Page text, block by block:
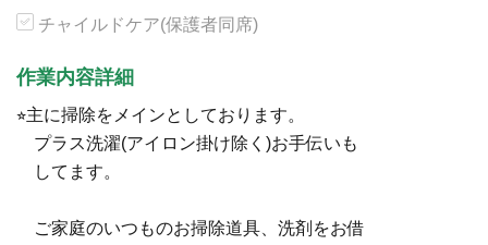
チャイルドケア(保護者同席)
作業内容詳細
⭐︎主に掃除をメインとしております。
プラス洗濯(アイロン掛け除く)お手伝いも
してます。
ご家庭のいつものお掃除道具、洗剤をお借